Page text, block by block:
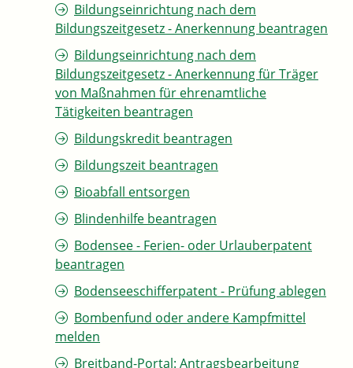
Bildungseinrichtung nach dem
Bildungszeitgesetz - Anerkennung beantragen
Bildungseinrichtung nach dem
Bildungszeitgesetz - Anerkennung für Träger
von Maßnahmen für ehrenamtliche
Tätigkeiten beantragen
Bildungskredit beantragen
Bildungszeit beantragen
Bioabfall entsorgen
Blindenhilfe beantragen
Bodensee - Ferien- oder Urlauberpatent
beantragen
Bodenseeschifferpatent - Prüfung ablegen
Bombenfund oder andere Kampfmittel
melden
Breitband-Portal: Antragsbearbeitung